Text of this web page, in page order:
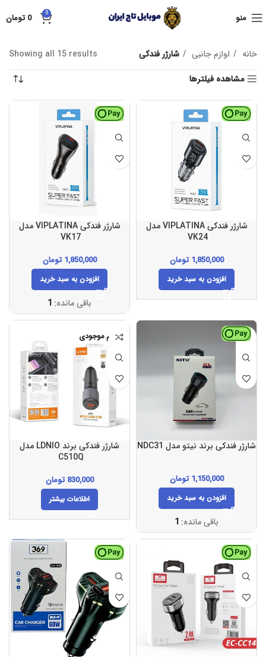
منو 0
0 تومان
خانه لوازم جانبی شارژر فندکی
Showing all 15 results
مشاهده فیلترها
شارژر فندکی VIPLATINA مدل
VK24
1,850,000 تومان
افزودن به سبد خرید
شارژر فندکی VIPLATINA مدل
VK17
1,850,000 تومان
افزودن به سبد خرید
باقی مانده: 1
شارژر فندکی برند نیتو مدل NDC31
1,150,000 تومان
افزودن به سبد خرید
باقی مانده: 1
اتمام موجودی
شارژر فندکی برند LDNIO مدل
C510Q
830,000 تومان
اطلاعات بیشتر